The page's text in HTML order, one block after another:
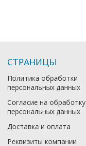
СТРАНИЦЫ
Политика обработки
персональных данных
Согласие на обработку
персональных данных
Доставка и оплата
Реквизиты компании